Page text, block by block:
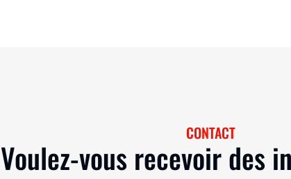
CONTACT
Voulez-vous recevoir des